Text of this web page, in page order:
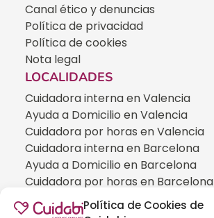
Política de Cookies de
Canal ético y denuncias
Política de privacidad
Política de cookies
Nota legal
LOCALIDADES
Cuidadora interna en Valencia
Ayuda a Domicilio en Valencia
Cuidadora por horas en Valencia
Cuidadora interna en Barcelona
Ayuda a Domicilio en Barcelona
Cuidadora por horas en Barcelona
Cuidadora interna en Madrid
Ayuda a Domicilio en Madrid